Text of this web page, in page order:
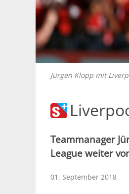
Jürgen Klopp mit
Teammanager
League weiter
01. September 2018